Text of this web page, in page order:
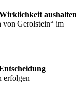
aushalten
von Gerolstein“ im
erfolgen